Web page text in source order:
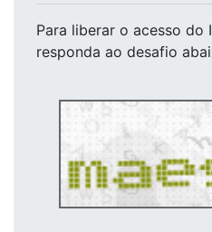
Para liberar o acesso do
responda ao desafio